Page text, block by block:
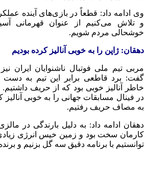
وی ادامه داد: قطعاً در بازی‌های آینده
و تلاش می‌کنیم از عنوان قهرمانی
خوشحالی مردم شویم.
دهقان: ژاپن را به خوبی آنالیز کرده بودیم
مربی تیم ملی فوتبال ناشنوایان ایران
گفت: برد قاطعی برابر این تیم به دست
خاطر آنالیز خوبی بود که از حریف داشتیم.
در فینال مسابقات جهانی را به خوبی
به مصاف حریف رفتیم.
دهقان ادامه داد: به دلیل بارندگی در
کارمان سخت بود و زمین خیس انرژی زیادی
توانستیم با برنامه دقیق سه گل بزنیم و